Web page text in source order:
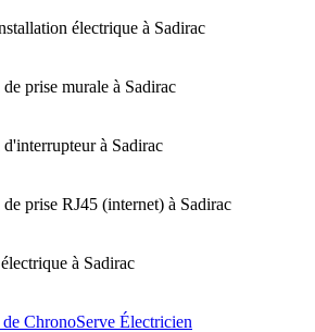
électrique à Sadirac
prise murale à Sadirac
à Sadirac
prise RJ45 (internet) à Sadirac
à Sadirac
ChronoServe Électricien